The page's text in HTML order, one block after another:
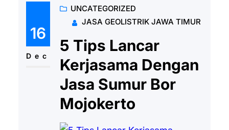
berada. Misalnya untuk minum,
kebutuhan MCK, untuk memasak,
dan masih banyak fungsi air
lainnya. Setiap rumah pastinya
membutuhkan air bersih
keberadaan air sendiri bersumber
dari tanah. Untuk
mengeluarkannya maka
16
Dec
UNCATEGORIZED
JASA GEOLISTRIK JAWA TIMUR
5 Tips Lancar
Kerjasama Dengan
Jasa Sumur Bor
Mojokerto